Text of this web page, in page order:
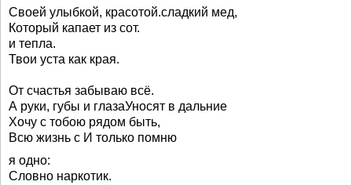
Своей улыбкой, красотой.сладкий мед,
Который капает из сот.
и тепла.
Твои уста как края.
От счастья забываю всё.
А руки, губы и глазаУносят в дальние
Хочу с тобою рядом быть,
Всю жизнь с И только помню
я одно:
Словно наркотик.